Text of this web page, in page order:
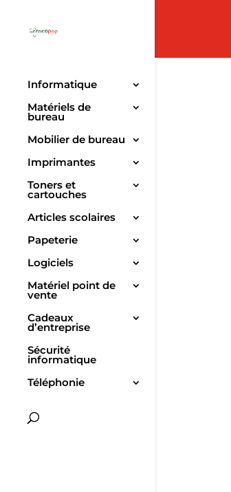
Informatique
Matériels de
bureau
Mobilier de bureau
Imprimantes
Toners et
cartouches
Articles scolaires
Papeterie
Logiciels
Matériel point de
vente
Cadeaux
d’entreprise
Sécurité
informatique
Téléphonie